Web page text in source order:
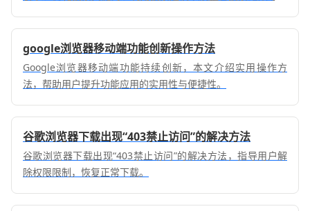
google浏览器移动端功能创新操作方法
Google浏览器移动端功能持续创新，本文介绍实用操作方
法，帮助用户提升功能应用的实用性与便捷性。
谷歌浏览器下载出现“403禁止访问”的解决方法
谷歌浏览器下载出现“403禁止访问”的解决方法，指导用户解
除权限限制，恢复正常下载。